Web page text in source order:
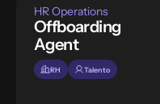
HR Operations
Offboarding
Agent
RH Talento